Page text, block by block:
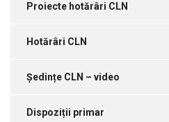
Proiecte hotărâri CLN
Hotărâri CLN
Ședințe CLN – video
Dispoziții primar